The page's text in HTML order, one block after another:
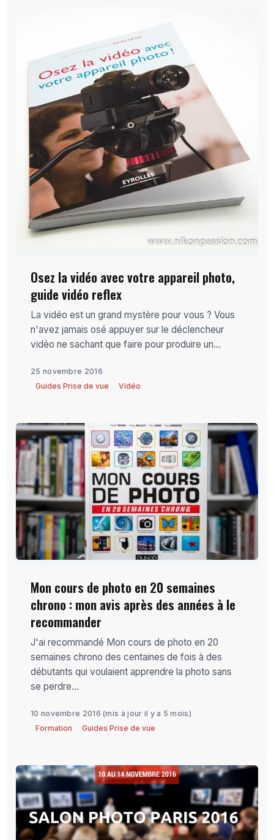
Osez la vidéo avec votre appareil photo,
guide vidéo reflex
La vidéo est un grand mystère pour vous ? Vous
n'avez jamais osé appuyer sur le déclencheur
vidéo ne sachant que faire pour produire un...
25 novembre 2016
Guides Prise de vue
Vidéo
Mon cours de photo en 20 semaines
chrono : mon avis après des années à le
recommander
J'ai recommandé Mon cours de photo en 20
semaines chrono des centaines de fois à des
débutants qui voulaient apprendre la photo sans
se perdre...
10 novembre 2016(mis à jour il y a 5 mois)
Formation
Guides Prise de vue